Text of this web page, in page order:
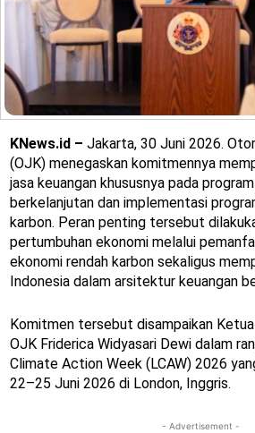
KNews.id – Jakarta, 30 Juni 2026.
(OJK) menegaskan komitmennya
jasa keuangan khususnya pada
berkelanjutan dan implementasi
karbon. Peran penting tersebut
pertumbuhan ekonomi melalui
ekonomi rendah karbon sekaligus
Indonesia dalam arsitektur keuangan
Komitmen tersebut disampaikan
OJK Friderica Widyasari Dewi dalam
Climate Action Week (LCAW) 2026
22–25 Juni 2026 di London, Inggris.
- Advertisement -